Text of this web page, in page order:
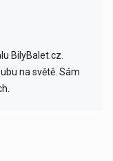
BilyBalet.cz.
na světě. Sám